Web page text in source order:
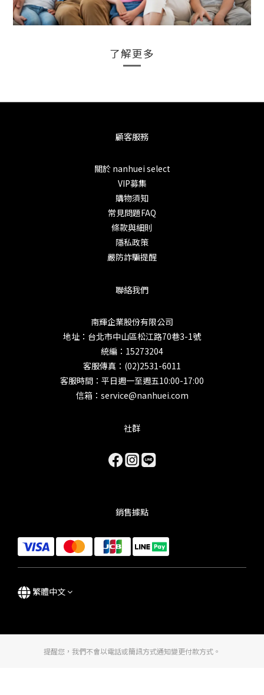
了解更多
顧客服務
關於 nanhuei select
VIP募集
購物須知
常見問題FAQ
條款與細則
隱私政策
嚴防詐騙提醒
聯絡我們
南輝企業股份有限公司
地址：台北市中山區松江路70巷3-1號
統編：15273204
客服傳真：(02)2531-6011
客服時間：平日週一至週五10:00-17:00
信箱：service@nanhuei.com
社群
銷售據點
繁體中文
提醒您，我們不會以電話或簡訊方式通知變更付款方式。